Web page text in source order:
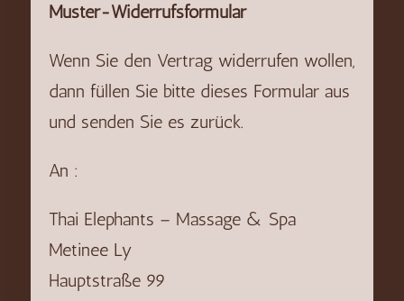
Muster-Widerrufsformular
Wenn Sie den Vertrag widerrufen wollen,
dann füllen Sie bitte dieses Formular aus
und senden Sie es zurück.
An :
Thai Elephants – Massage & Spa
Metinee Ly
Hauptstraße 99